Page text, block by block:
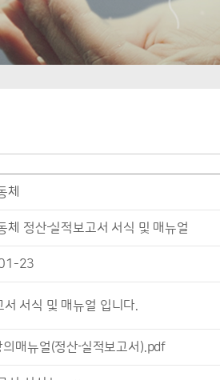
체
체 정산᠊실적보고서 서식 및 매뉴얼
23
서 서식 및 매뉴얼 입니다.
매뉴얼(정산᠊실적보고서).pdf